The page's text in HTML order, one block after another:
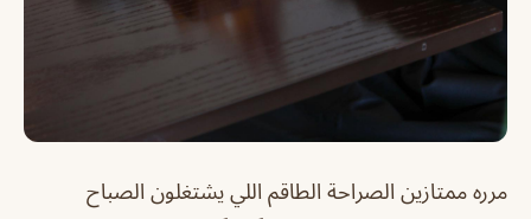
مرره ممتازين الصراحة الطاقم اللي يشتغلون الصباح